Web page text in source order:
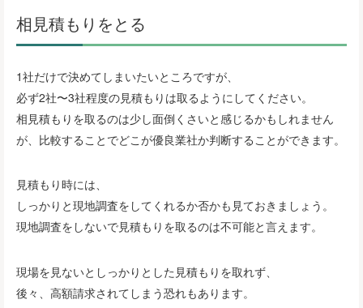
相見積もりをとる
1社だけで決めてしまいたいところですが、
必ず2社〜3社程度の見積もりは取るようにしてください。
相見積もりを取るのは少し面倒くさいと感じるかもしれません
が、比較することでどこが優良業社か判断することができます。
見積もり時には、
しっかりと現地調査をしてくれるか否かも見ておきましょう。
現地調査をしないで見積もりを取るのは不可能と言えます。
現場を見ないとしっかりとした見積もりを取れず、
後々、高額請求されてしまう恐れもあります。